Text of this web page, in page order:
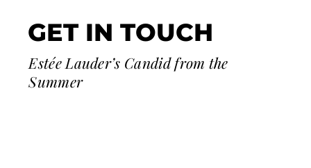
GET IN TOUCH
Estée Lauder’s Candid from the
Summer